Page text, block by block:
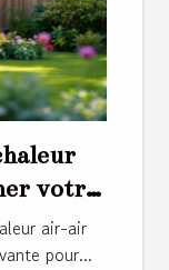
votre
air-air
pour...